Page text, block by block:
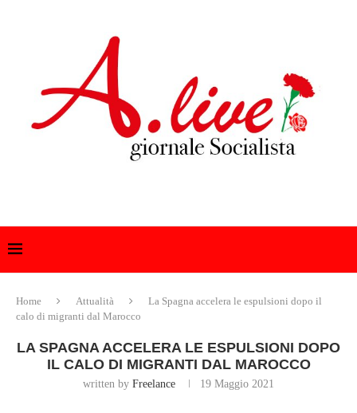
Home Attualità
La Spagna accelera le espulsioni dopo il
calo di migranti dal Marocco
LA SPAGNA ACCELERA LE ESPULSIONI DOPO
IL CALO DI MIGRANTI DAL MAROCCO
written by Freelance 19 Maggio 2021